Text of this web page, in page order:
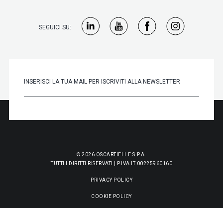
SEGUICI SU:
© 2026 OSCARTIELLE S.P.A.
TUTTI I DIRITTI RISERVATI | P.IVA IT 00225960160
PRIVACY POLICY
COOKIE POLICY